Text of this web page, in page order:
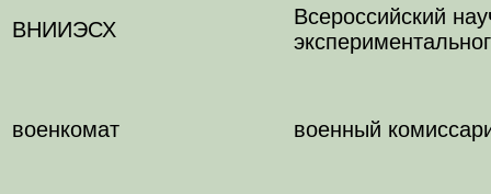
ВНИИЭСХ
Всероссийский
военкомат военный